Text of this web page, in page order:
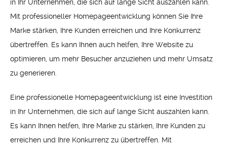
in Ihr Unternehmen, die sich auf lange Sicht auszahlen kann.
Mit professioneller Homepageentwicklung können Sie Ihre
Marke stärken, Ihre Kunden erreichen und Ihre Konkurrenz
übertreffen. Es kann Ihnen auch helfen, Ihre Website zu
optimieren, um mehr Besucher anzuziehen und mehr Umsatz
zu generieren.
Eine professionelle Homepageentwicklung ist eine Investition
in Ihr Unternehmen, die sich auf lange Sicht auszahlen kann.
Es kann Ihnen helfen, Ihre Marke zu stärken, Ihre Kunden zu
erreichen und Ihre Konkurrenz zu übertreffen. Mit